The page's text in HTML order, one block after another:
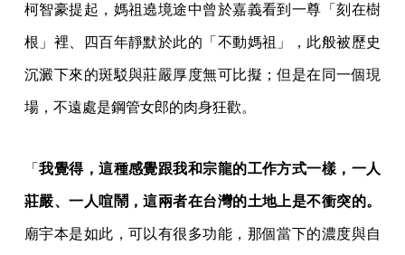
柯智豪提起，媽祖遶境途中曾於嘉義看到一尊「刻在樹
根」裡、四百年靜默於此的「不動媽祖」，此般被歷史
沉澱下來的斑駁與莊嚴厚度無可比擬；但是在同一個現
場，不遠處是鋼管女郎的肉身狂歡。
「我覺得，這種感覺跟我和宗龍的工作方式一樣，一人
莊嚴、一人喧鬧，這兩者在台灣的土地上是不衝突的。
廟宇本是如此，可以有很多功能，那個當下的濃度與自